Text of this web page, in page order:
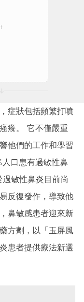
症狀包括頻繁打噴
癢。 它不僅嚴重
他們的工作和學習
口患有過敏性鼻
敏性鼻炎目前尚
反復發作，導致他
鼻敏感患者迎來新
方劑，以「玉屏風
患者提供療法新選